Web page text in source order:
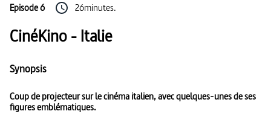
Episode 6 26minutes.
CinéKino - Italie
Synopsis
Coup de projecteur sur le cinéma italien, avec quelques-unes de ses
figures emblématiques.